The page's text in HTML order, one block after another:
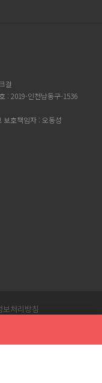
걸
: 2019-인천남동구-1536
보호책임자 : 오동성
보처리방침
Reserved.